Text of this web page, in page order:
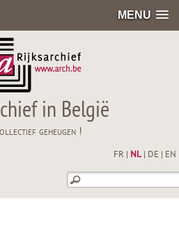
MENU
in België
geheugen !
FR NL| DE EN